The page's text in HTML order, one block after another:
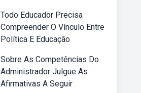
Todo Educador Precisa
Compreender O Vínculo Entre
Política E Educação
Sobre As Competências Do
Administrador Julgue As
Afirmativas A Seguir